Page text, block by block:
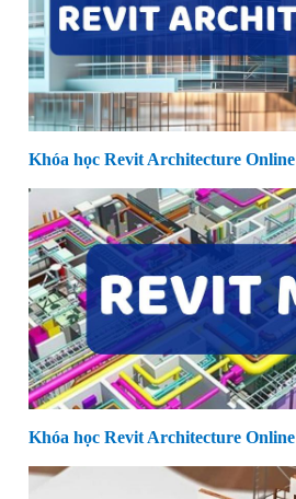
Khóa học Revit Architecture Online
Khóa học Revit Architecture Online